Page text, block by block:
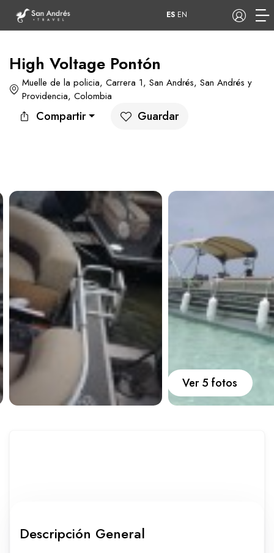
Tours Apartamentos
Hoteles
Carros Ayuda
Guía de turismo Nosotros
WhatsApp
COP
ES EN
High Voltage Pontón
Muelle de la policia, Carrera 1, San Andrés, San Andrés y
Providencia, Colombia
Compartir Guardar
Ver 5 fotos
Descripción General